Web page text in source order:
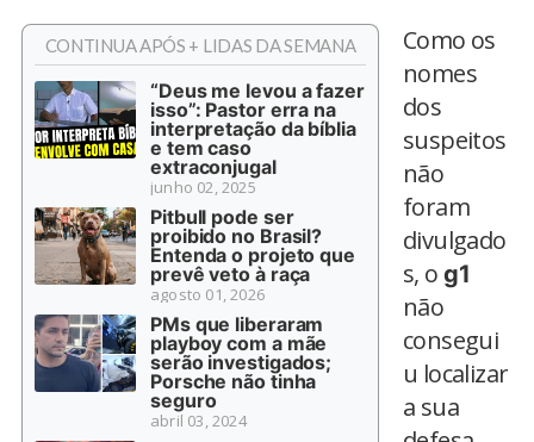
CONTINUA APÓS + LIDAS DA SEMANA
“Deus me levou a fazer
isso”: Pastor erra na
interpretação da bíblia
e tem caso
extraconjugal
junho 02, 2025
Pitbull pode ser
proibido no Brasil?
Entenda o projeto que
prevê veto à raça
agosto 01, 2026
PMs que liberaram
playboy com a mãe
serão investigados;
Porsche não tinha
seguro
abril 03, 2024
Como os
nomes
dos
suspeitos
não
foram
divulgado
s, o g1
não
consegui
u localizar
a sua